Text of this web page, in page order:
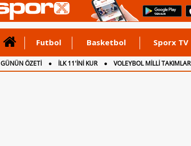
Futbol Basketbol Sporx TV
GÜNÜN ÖZETİ İLK 11'İNİ KUR VOLEYBOL MİLLİ TAKIMLAR
CANLI ANLATIM
İNGİLTERE